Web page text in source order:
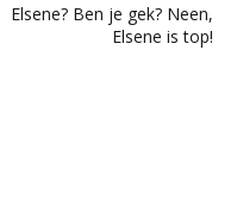
Elsene? Ben je gek? Neen,
Elsene is top!